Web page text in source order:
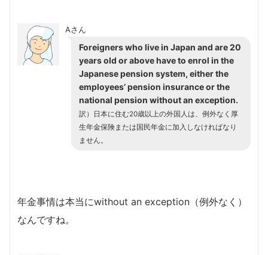
Aさん
Foreigners who live in Japan and are 20
years old or above have to enrol in the
Japanese pension system, either the
employees’ pension insurance or the
national pension without an exception.
訳）日本に住む20歳以上の外国人は、例外なく厚
生年金保険または国民年金に加入しなければなり
ません。
年金事情は本当にwithout an exception（例外なく）
なんですね。